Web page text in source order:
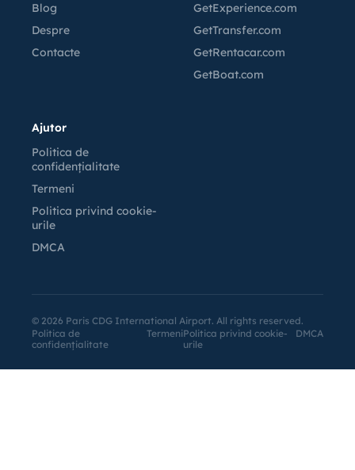
Blog
Despre
Contacte
GetExperience.com
GetTransfer.com
GetRentacar.com
GetBoat.com
Ajutor
Politica de
confidențialitate
Termeni
Politica privind cookie-
urile
DMCA
© 2026 Paris CDG International Airport. All rights reserved.
Politica de
confidențialitate
TermeniPolitica privind cookie-
urile
DMCA